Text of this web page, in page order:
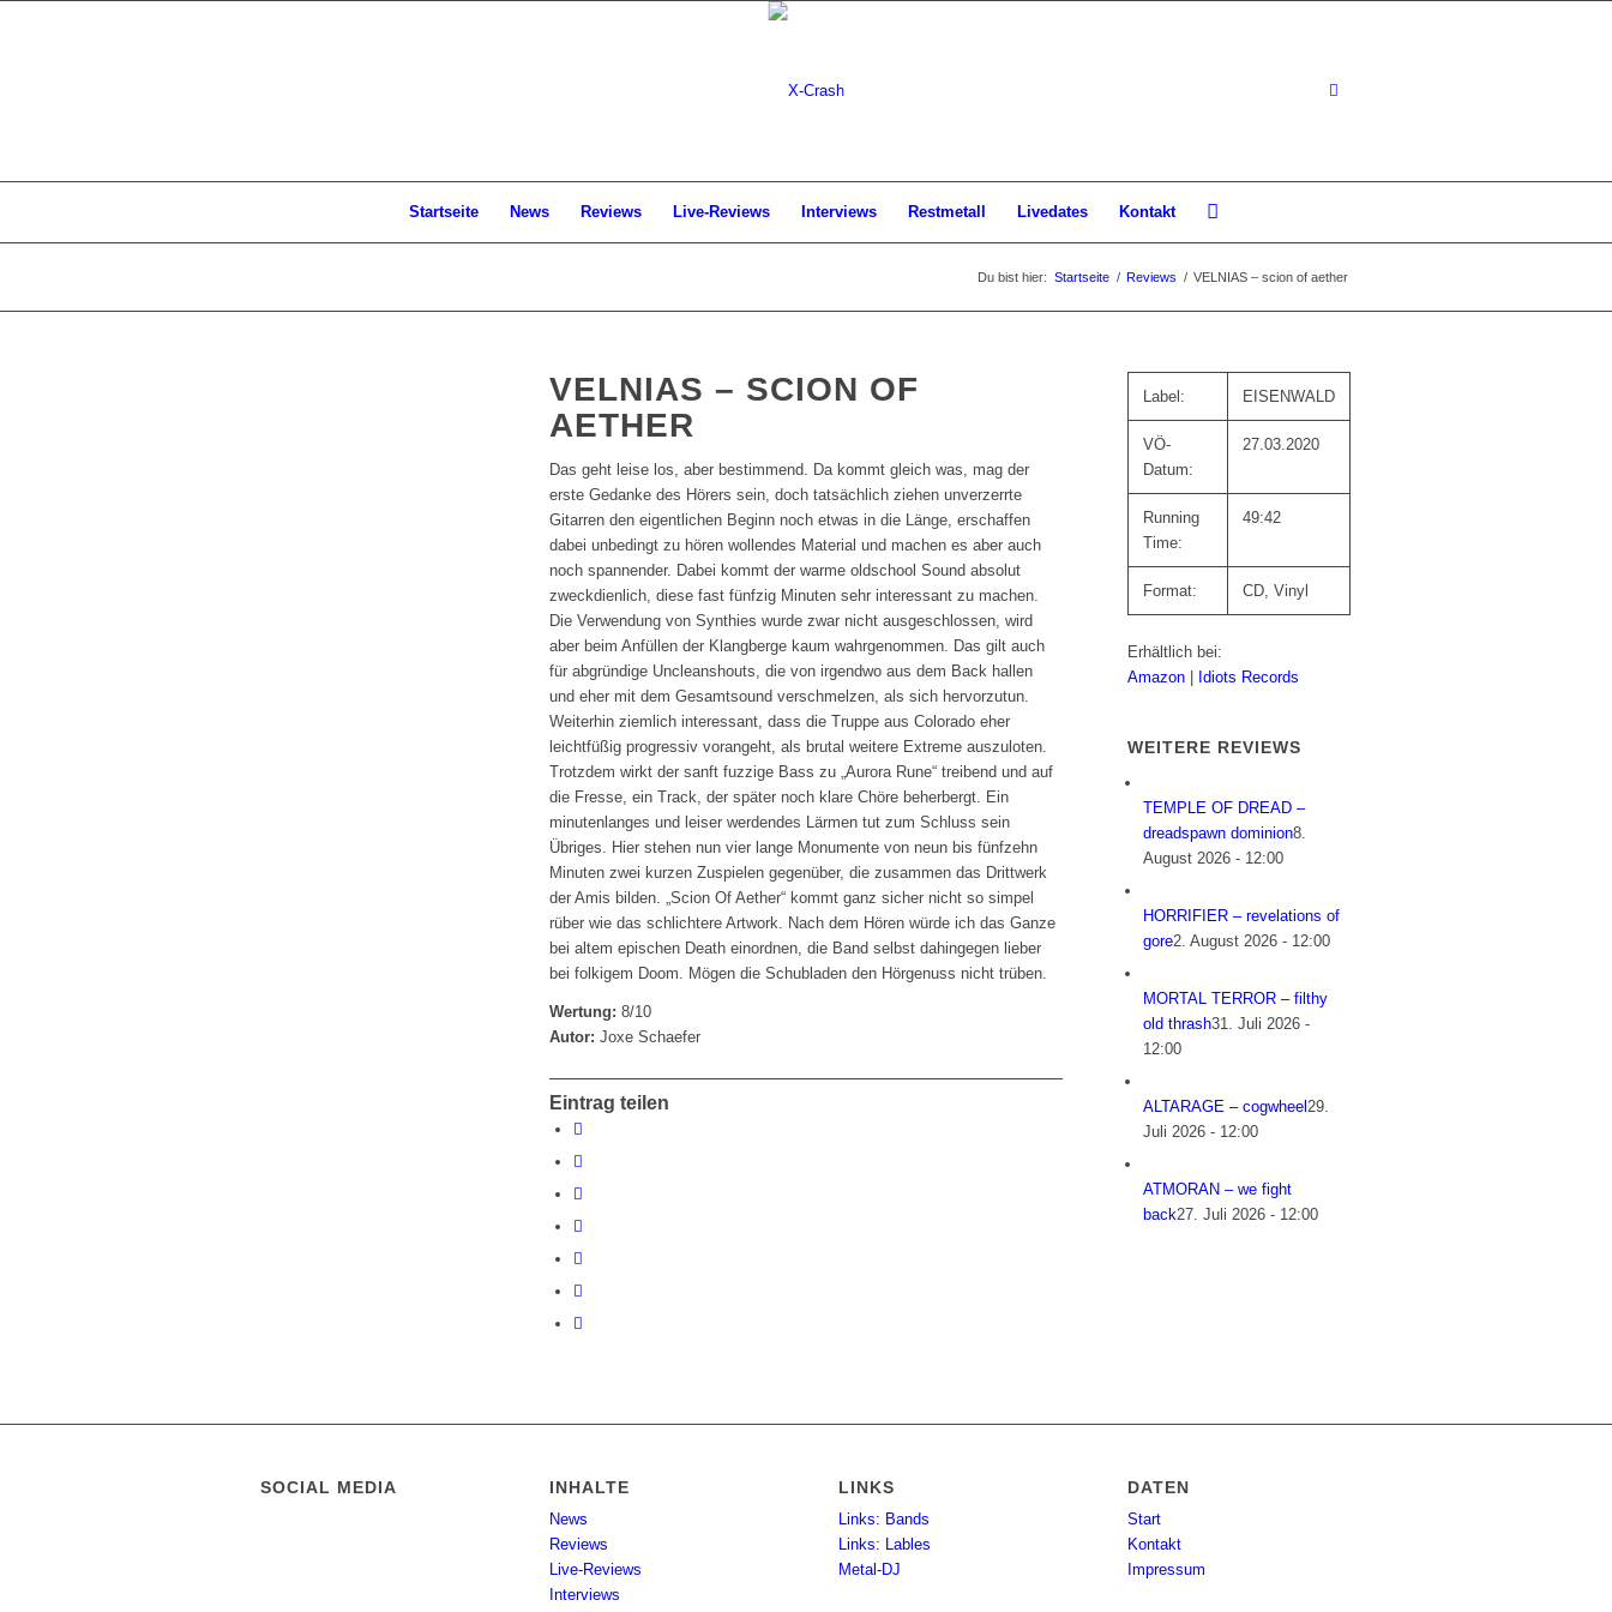
Startseite News Reviews Live-Reviews Interviews Restmetall Livedates Kontakt
Du bist hier: Startseite / Reviews / VELNIAS – scion of aether
VELNIAS – SCION OF
AETHER
Das geht leise los, aber bestimmend. Da kommt gleich was, mag der
erste Gedanke des Hörers sein, doch tatsächlich ziehen unverzerrte
Gitarren den eigentlichen Beginn noch etwas in die Länge, erschaffen
dabei unbedingt zu hören wollendes Material und machen es aber auch
noch spannender. Dabei kommt der warme oldschool Sound absolut
zweckdienlich, diese fast fünfzig Minuten sehr interessant zu machen.
Die Verwendung von Synthies wurde zwar nicht ausgeschlossen, wird
aber beim Anfüllen der Klangberge kaum wahrgenommen. Das gilt auch
für abgründige Uncleanshouts, die von irgendwo aus dem Back hallen
und eher mit dem Gesamtsound verschmelzen, als sich hervorzutun.
Weiterhin ziemlich interessant, dass die Truppe aus Colorado eher
leichtfüßig progressiv vorangeht, als brutal weitere Extreme auszuloten.
Trotzdem wirkt der sanft fuzzige Bass zu „Aurora Rune“ treibend und auf
die Fresse, ein Track, der später noch klare Chöre beherbergt. Ein
minutenlanges und leiser werdendes Lärmen tut zum Schluss sein
Übriges. Hier stehen nun vier lange Monumente von neun bis fünfzehn
Minuten zwei kurzen Zuspielen gegenüber, die zusammen das Drittwerk
der Amis bilden. „Scion Of Aether“ kommt ganz sicher nicht so simpel
rüber wie das schlichtere Artwork. Nach dem Hören würde ich das Ganze
bei altem epischen Death einordnen, die Band selbst dahingegen lieber
bei folkigem Doom. Mögen die Schubladen den Hörgenuss nicht trüben.
Wertung: 8/10
Autor: Joxe Schaefer
Eintrag teilen
Label: EISENWALD
VÖ-
Datum:
27.03.2020
Running
Time:
49:42
Format: CD, Vinyl
Erhältlich bei:
Amazon
Idiots Records
WEITERE REVIEWS
TEMPLE OF DREAD –
dreadspawn dominion8.
August 2026 - 12:00
HORRIFIER – revelations of
gore2. August 2026 - 12:00
MORTAL TERROR – filthy
old thrash31. Juli 2026 -
12:00
ALTARAGE – cogwheel29.
Juli 2026 - 12:00
ATMORAN – we fight
back27. Juli 2026 - 12:00
SOCIAL MEDIA INHALTE
News
Reviews
Live-Reviews
Interviews
LINKS
Links: Bands
Links: Lables
Metal-DJ
DATEN
Start
Kontakt
Impressum